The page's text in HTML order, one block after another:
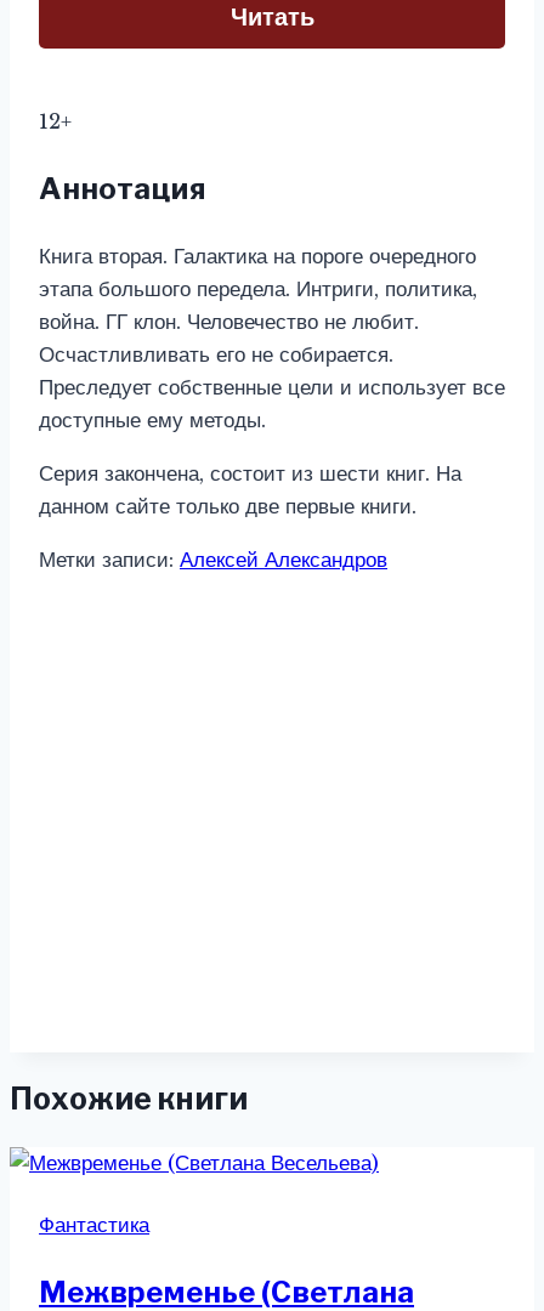
Читать
12+
Аннотация
Книга вторая. Галактика на пороге очередного
этапа большого передела. Интриги, политика,
война. ГГ клон. Человечество не любит.
Осчастливливать его не собирается.
Преследует собственные цели и использует все
доступные ему методы.
Серия закончена, состоит из шести книг. На
данном сайте только две первые книги.
Метки записи: Алексей Александров
Похожие книги
Фантастика
Межвременье (Светлана